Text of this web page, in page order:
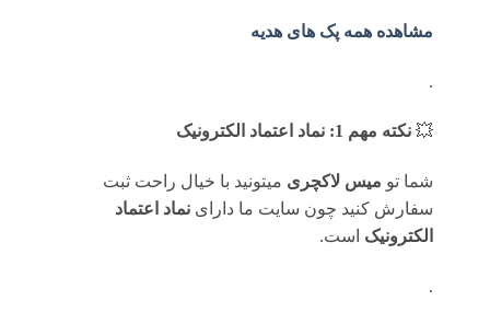
مشاهده همه پک های هدیه
.
💥 نکته مهم 1: نماد اعتماد الکترونیک
شما تو میس لاکچری میتونید با خیال راحت ثبت
سفارش کنید چون سایت ما دارای نماد اعتماد
الکترونیک است.
.